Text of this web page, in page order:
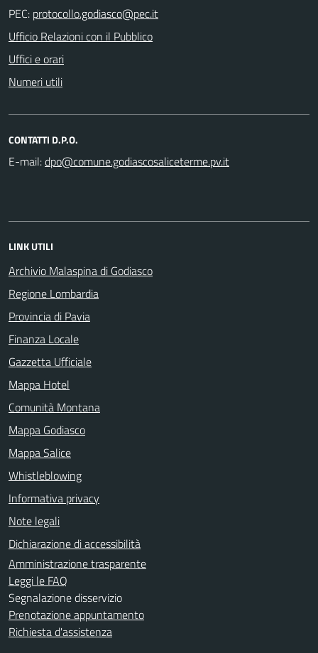
PEC:
Ufficio Relazioni con il Pubblico
Uffici e orari
Numeri utili
CONTATTI D.P.O.
E-mail:
LINK UTILI
Archivio Malaspina di Godiasco
Regione Lombardia
Provincia di Pavia
Finanza Locale
Gazzetta Ufficiale
Mappa Hotel
Comunità Montana
Mappa Godiasco
Mappa Salice
Whistleblowing
Informativa privacy
Note legali
Dichiarazione di accessibilità
Amministrazione trasparente
Leggi le FAQ
Segnalazione disservizio
Prenotazione appuntamento
Richiesta d'assistenza